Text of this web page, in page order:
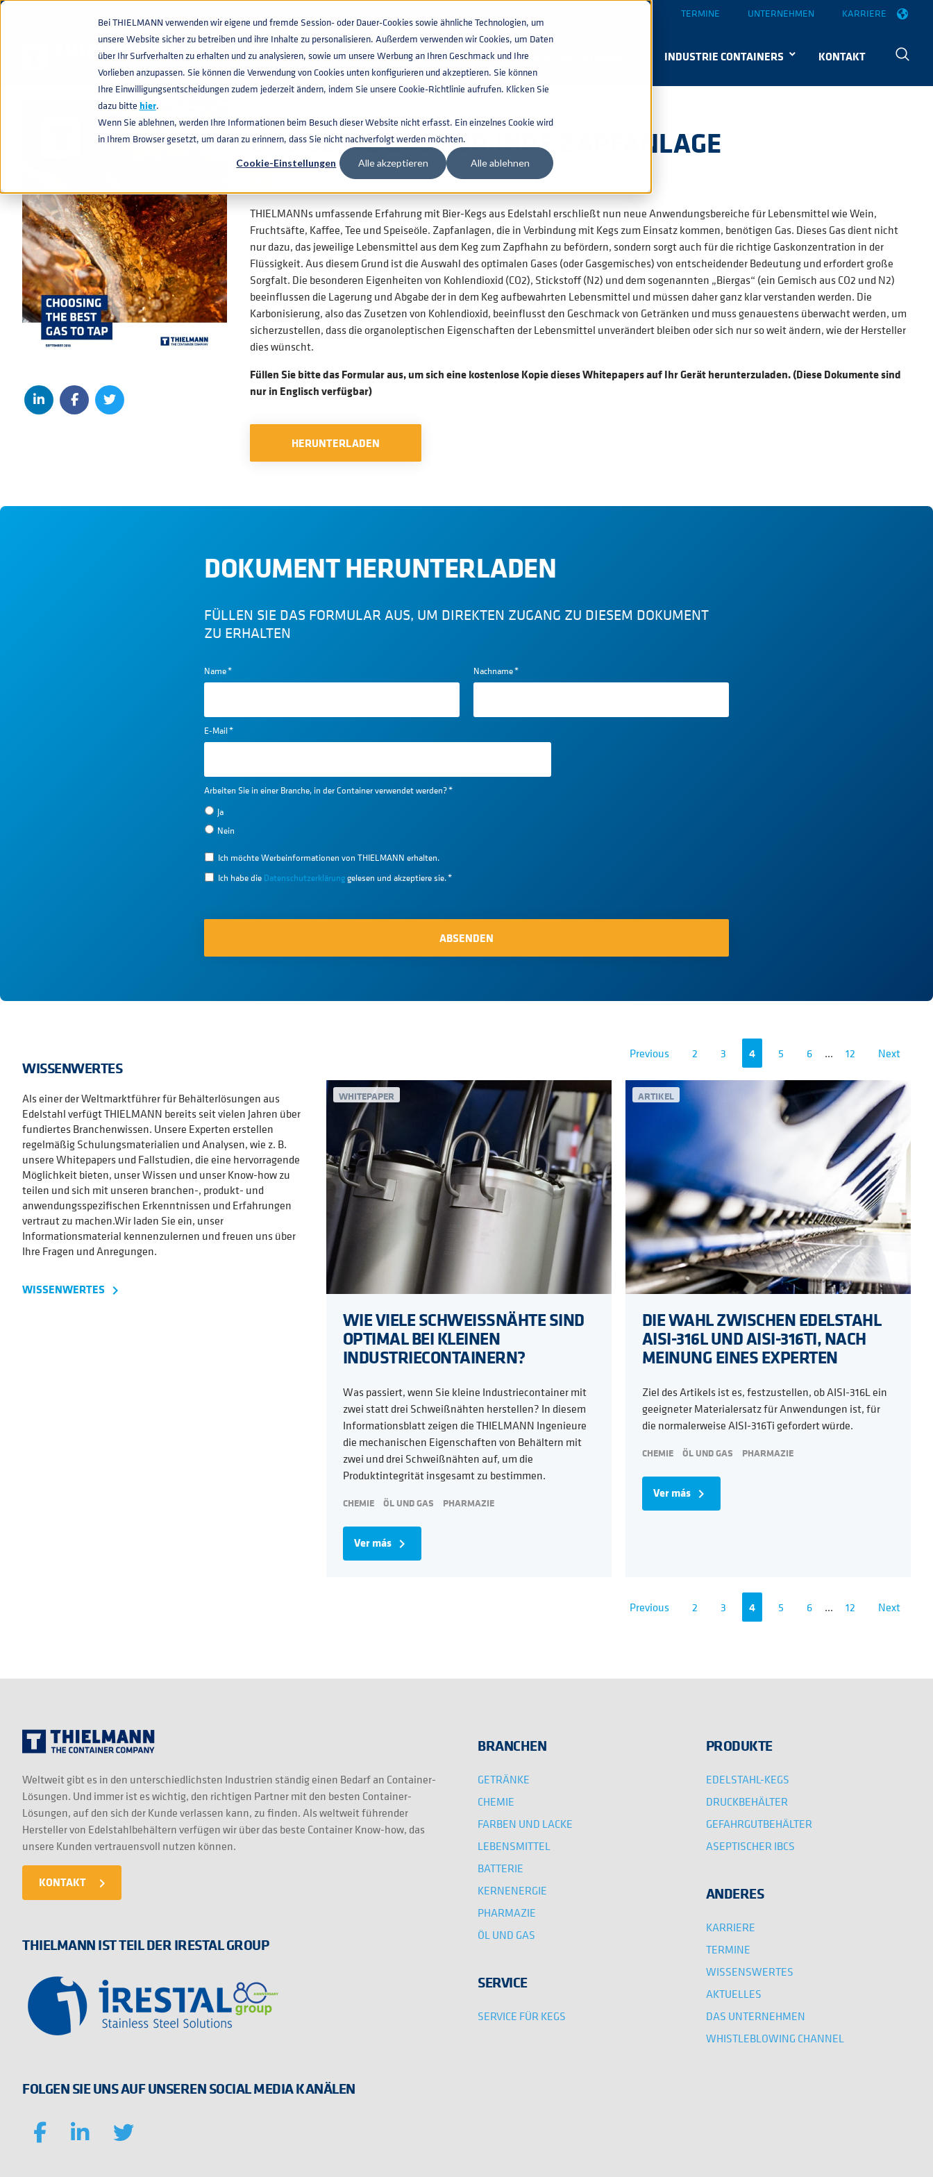
Bei THIELMANN verwenden wir eigene und fremde Session- oder Dauer-Cookies sowie ähnliche Technologien, um
unsere Website sicher zu betreiben und ihre Inhalte zu personalisieren. Außerdem verwenden wir Cookies, um Daten
über Ihr Surfverhalten zu erhalten und zu analysieren, sowie um unsere Werbung an Ihren Geschmack und Ihre
Vorlieben anzupassen. Sie können die Verwendung von Cookies unten konfigurieren und akzeptieren. Sie können
Ihre Einwilligungsentscheidungen zudem jederzeit ändern, indem Sie unsere Cookie-Richtlinie aufrufen. Klicken Sie
dazu bitte hier.
Wenn Sie ablehnen, werden Ihre Informationen beim Besuch dieser Website nicht erfasst. Ein einzelnes Cookie wird
in Ihrem Browser gesetzt, um daran zu erinnern, dass Sie nicht nachverfolgt werden möchten.
Cookie-Einstellungen Alle akzeptieren Alle ablehnen
TERMINE UNTERNEHMEN KARRIERE
KEGS FÜR GETRANKE INDUSTRIE CONTAINERS KONTAKT
WISSENWERTESnavigate_next DAS BESTE GAS FÜR IHRE ZAPFANLAGE
DAS BESTE GAS FÜR IHRE ZAPFANLAGE
THIELMANNs umfassende Erfahrung mit Bier-Kegs aus Edelstahl erschließt nun neue Anwendungsbereiche für Lebensmittel wie Wein,
Fruchtsäfte, Kaffee, Tee und Speiseöle. Zapfanlagen, die in Verbindung mit Kegs zum Einsatz kommen, benötigen Gas. Dieses Gas dient nicht
nur dazu, das jeweilige Lebensmittel aus dem Keg zum Zapfhahn zu befördern, sondern sorgt auch für die richtige Gaskonzentration in der
Flüssigkeit. Aus diesem Grund ist die Auswahl des optimalen Gases (oder Gasgemisches) von entscheidender Bedeutung und erfordert große
Sorgfalt. Die besonderen Eigenheiten von Kohlendioxid (CO2), Stickstoff (N2) und dem sogenannten „Biergas“ (ein Gemisch aus CO2 und N2)
beeinflussen die Lagerung und Abgabe der in dem Keg aufbewahrten Lebensmittel und müssen daher ganz klar verstanden werden. Die
Karbonisierung, also das Zusetzen von Kohlendioxid, beeinflusst den Geschmack von Getränken und muss genauestens überwacht werden, um
sicherzustellen, dass die organoleptischen Eigenschaften der Lebensmittel unverändert bleiben oder sich nur so weit ändern, wie der Hersteller
dies wünscht.
Füllen Sie bitte das Formular aus, um sich eine kostenlose Kopie dieses Whitepapers auf Ihr Gerät herunterzuladen. (Diese Dokumente sind
nur in Englisch verfügbar)
HERUNTERLADEN
DOKUMENT HERUNTERLADEN
FÜLLEN SIE DAS FORMULAR AUS, UM DIREKTEN ZUGANG ZU DIESEM DOKUMENT
ZU ERHALTEN
Name* Nachname*
E-Mail*
Arbeiten Sie in einer Branche, in der Container verwendet werden?*
Ja
Nein
Ich möchte Werbeinformationen von THIELMANN erhalten.
Ich habe die Datenschutzerklärunggelesen und akzeptiere sie.*
WISSENWERTES
Als einer der Weltmarktführer für Behälterlösungen aus
Edelstahl verfügt THIELMANN bereits seit vielen Jahren über
fundiertes Branchenwissen. Unsere Experten erstellen
regelmäßig Schulungsmaterialien und Analysen, wie z. B.
unsere Whitepapers und Fallstudien, die eine hervorragende
Möglichkeit bieten, unser Wissen und unser Know-how zu
teilen und sich mit unseren branchen-, produkt- und
anwendungsspezifischen Erkenntnissen und Erfahrungen
vertraut zu machen.Wir laden Sie ein, unser
Informationsmaterial kennenzulernen und freuen uns über
Ihre Fragen und Anregungen.
WISSENWERTES navigate_next
Previous 2 3 4 5 6 ... 12 Next
WHITEPAPER
WIE VIELE SCHWEISSNÄHTE SIND
OPTIMAL BEI KLEINEN
INDUSTRIECONTAINERN?
Was passiert, wenn Sie kleine Industriecontainer mit
zwei statt drei Schweißnähten herstellen? In diesem
Informationsblatt zeigen die THIELMANN Ingenieure
die mechanischen Eigenschaften von Behältern mit
zwei und drei Schweißnähten auf, um die
Produktintegrität insgesamt zu bestimmen.
CHEMIE ÖL UND GAS PHARMAZIE
Ver más navigate_next
ARTIKEL
DIE WAHL ZWISCHEN EDELSTAHL
AISI-316L UND AISI-316TI, NACH
MEINUNG EINES EXPERTEN
Ziel des Artikels ist es, festzustellen, ob AISI-316L ein
geeigneter Materialersatz für Anwendungen ist, für
die normalerweise AISI-316Ti gefordert würde.
CHEMIE ÖL UND GAS PHARMAZIE
Ver más navigate_next
Previous 2 3 4 5 6 ... 12 Next
Weltweit gibt es in den unterschiedlichsten Industrien ständig einen Bedarf an Container-
Lösungen. Und immer ist es wichtig, den richtigen Partner mit den besten Container-
Lösungen, auf den sich der Kunde verlassen kann, zu finden. Als weltweit führender
Hersteller von Edelstahlbehältern verfügen wir über das beste Container Know-how, das
unsere Kunden vertrauensvoll nutzen können.
KONTAKT navigate_next
THIELMANN IST TEIL DER IRESTAL GROUP
FOLGEN SIE UNS AUF UNSEREN SOCIAL MEDIA KANÄLEN
BRANCHEN
GETRÄNKE
CHEMIE
FARBEN UND LACKE
LEBENSMITTEL
BATTERIE
KERNENERGIE
PHARMAZIE
ÖL UND GAS
SERVICE
SERVICE FÜR KEGS
PRODUKTE
EDELSTAHL-KEGS
DRUCKBEHÄLTER
GEFAHRGUTBEHÄLTER
ASEPTISCHER IBCS
ANDERES
KARRIERE
TERMINE
WISSENSWERTES
AKTUELLES
DAS UNTERNEHMEN
WHISTLEBLOWING CHANNEL